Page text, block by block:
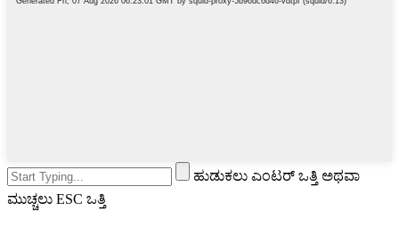
ಹುಡುಕಲು ಎಂಟರ್ ಒತ್ತಿ ಅಥವಾ
ಮುಚ್ಚಲು ESC ಒತ್ತಿ